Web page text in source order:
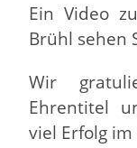
Ein Video
Brühl sehen
Wir
Ehrentitel
viel Erfolg